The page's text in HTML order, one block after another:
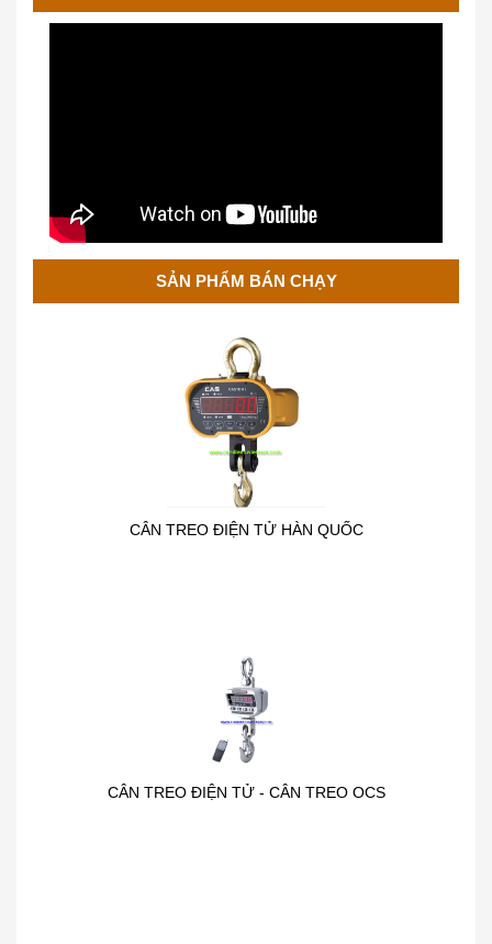
SẢN PHẨM BÁN CHẠY
CÂN TREO ĐIỆN TỬ HÀN QUỐC
CÂN TREO ĐIỆN TỬ - CÂN TREO OCS